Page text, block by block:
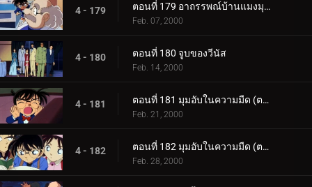
4 - 179 ตอนที่ 179 อาถรรพณ์บ้านแมงมุมที่ทตโทริ (ภาคปิดคดี)
Feb. 07, 2000
4 - 180 ตอนที่ 180 จูบของวีนัส
Feb. 14, 2000
4 - 181 ตอนที่ 181 มุมอับในความมืด (ตอนแรก)
Feb. 21, 2000
4 - 182 ตอนที่ 182 มุมอับในความมืด (ตอนจบ)
Feb. 28, 2000